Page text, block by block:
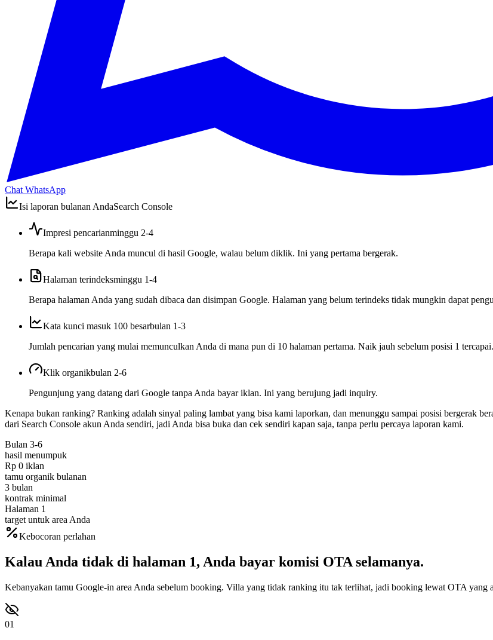
Chat WhatsApp
Isi laporan bulanan AndaSearch Console
Impresi pencarianminggu 2-4
Berapa kali website Anda muncul di hasil Google, walau belum diklik. Ini yang pertama bergerak.
Halaman terindeksminggu 1-4
Berapa halaman Anda yang sudah dibaca dan disimpan Google. Halaman yang belum terindeks tidak mungkin dapat
Kata kunci masuk 100 besarbulan 1-3
Jumlah pencarian yang mulai memunculkan Anda di mana pun di 10 halaman pertama. Naik jauh sebelum posisi 1 tercapai.
Klik organikbulan 2-6
Pengunjung yang datang dari Google tanpa Anda bayar iklan. Ini yang berujung jadi inquiry.
Kenapa bukan ranking? Ranking adalah sinyal paling lambat yang bisa kami laporkan, dan menunggu sampai posisi bergerak
dari Search Console akun Anda sendiri, jadi Anda bisa buka dan cek sendiri kapan saja, tanpa perlu percaya laporan kami.
Bulan 3-6
hasil menumpuk
Rp 0 iklan
tamu organik bulanan
3 bulan
kontrak minimal
Halaman 1
target untuk area Anda
Kebocoran perlahan
Kalau Anda tidak di halaman 1, Anda bayar komisi OTA selamanya.
Kebanyakan tamu Google-in area Anda sebelum booking. Villa yang tidak ranking itu tak terlihat, jadi booking lewat OTA yang
01